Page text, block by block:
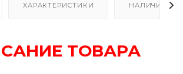
ХАРАКТЕРИСТИКИ НАЛИЧИЕ В
ТОВАРА